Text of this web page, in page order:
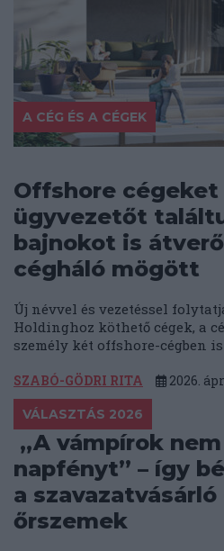
A CÉG ÉS A CÉGEK
Offshore cégeket
ügyvezetőt
bajnokot is
cégháló mögött
Új névvel és vezetéssel
Holdinghoz köthető cégek, a
személy két offshore-cégben
SZABÓ-GÖDRI RITA 2026.
VÁLASZTÁS 2026
„A vámpírok
napfényt” – így
a
őrszemek